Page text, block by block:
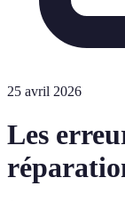
25 avril 2026
Les